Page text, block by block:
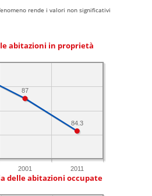
rende i valori non significativi
abitazioni in proprietà
2001 2011
84.3
87
delle abitazioni occupate